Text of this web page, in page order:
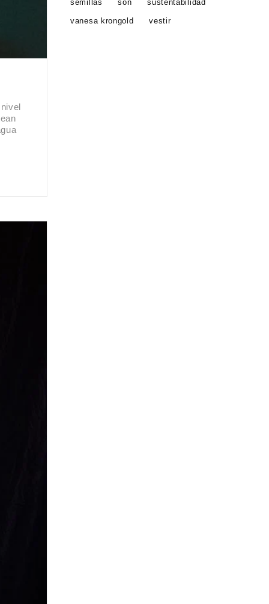
semillas son sustentabilidad
vanesa krongold vestir